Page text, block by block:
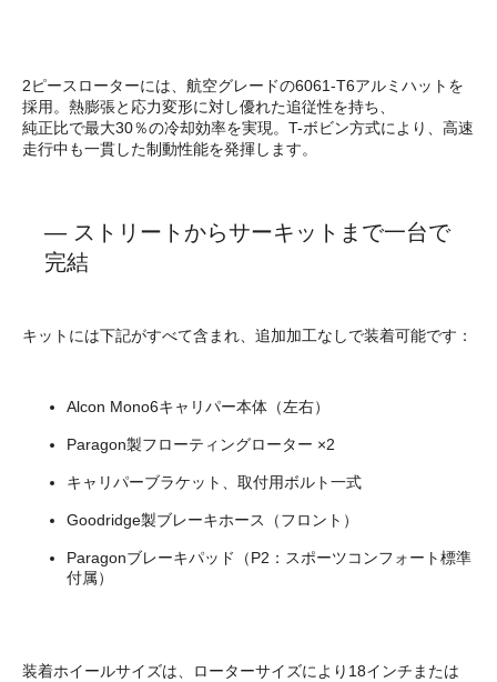
2ピースローターには、航空グレードの6061-T6アルミハットを
採用。熱膨張と応力変形に対し優れた追従性を持ち、
純正比で最大30％の冷却効率を実現。T-ボビン方式により、高速
走行中も一貫した制動性能を発揮します。
— ストリートからサーキットまで一台で
完結
キットには下記がすべて含まれ、追加加工なしで装着可能です：
Alcon Mono6キャリパー本体（左右）
Paragon製フローティングローター ×2
キャリパーブラケット、取付用ボルト一式
Goodridge製ブレーキホース（フロント）
Paragonブレーキパッド（P2：スポーツコンフォート標準
付属）
装着ホイールサイズは、ローターサイズにより18インチまたは